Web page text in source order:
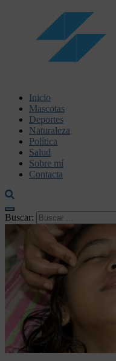
dnaservic.es
Inicio
Mascotas
Deportes
Naturaleza
Política
Salud
Sobre mí
Contacta
Buscar: